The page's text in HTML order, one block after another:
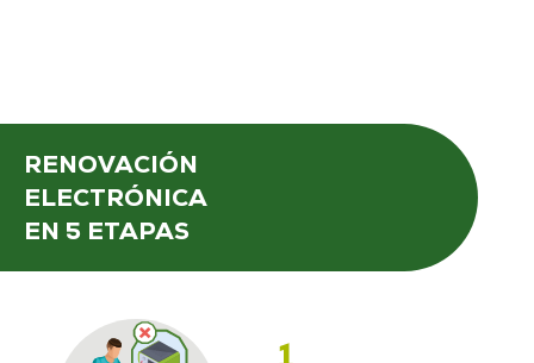
RENOVACIÓN
ELECTRÓNICA
EN 5 ETAPAS